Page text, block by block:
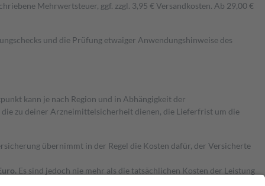
Mehrwertsteuer, ggf. zzgl. 3,95 € Versandkosten. Ab 29,00 €
und die Prüfung etwaiger Anwendungshinweise des
kann je nach Region und in Abhängigkeit der
zu deiner Arzneimittelsicherheit dienen, die Lieferfrist um die
übernimmt in der Regel die Kosten dafür, der Versicherte
Es sind jedoch nie mehr als die tatsächlichen Kosten der Leistung